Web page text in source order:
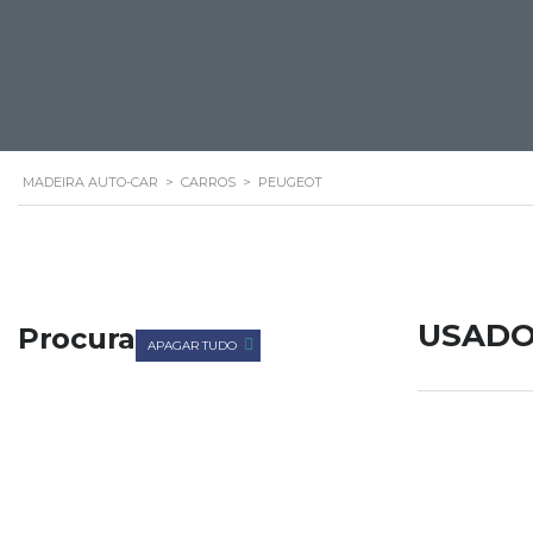
MADEIRA AUTO-CAR > CARROS > PEUGEOT
Procura APAGAR TUDO